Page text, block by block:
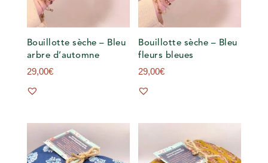
Bouillotte sèche – Bleu
arbre d’automne
29,00€
Bouillotte sèche – Bleu
fleurs bleues
29,00€